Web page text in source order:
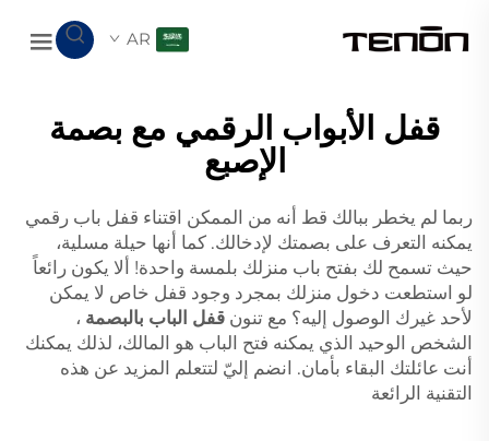
AR
قفل الأبواب الرقمي مع بصمة
الإصبع
ربما لم يخطر ببالك قط أنه من الممكن اقتناء قفل باب رقمي
يمكنه التعرف على بصمتك لإدخالك. كما أنها حيلة مسلية،
حيث تسمح لك بفتح باب منزلك بلمسة واحدة! ألا يكون رائعاً
لو استطعت دخول منزلك بمجرد وجود قفل خاص لا يمكن
لأحد غيرك الوصول إليه؟ مع تنون قفل الباب بالبصمة ،
الشخص الوحيد الذي يمكنه فتح الباب هو المالك، لذلك يمكنك
أنت عائلتك البقاء بأمان. انضم إليّ لتتعلم المزيد عن هذه
التقنية الرائعة